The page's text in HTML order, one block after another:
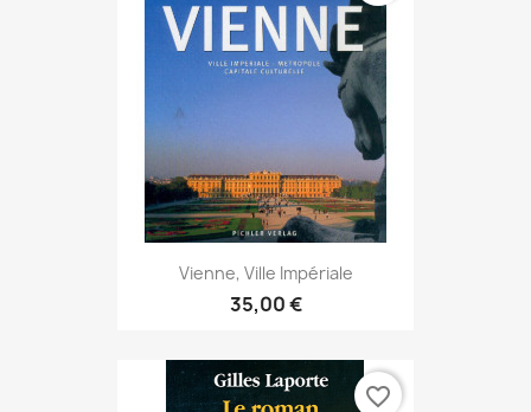
Vienne, Ville Impériale
35,00 €
favorite_border